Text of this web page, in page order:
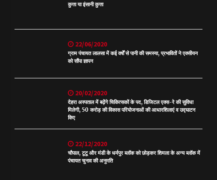
कुत्ता या इंसानी कुत्ता
22/06/2020
ग्राम पंचायत लालसा में कई वर्षों से पानी की समस्या, प्रभावितों ने एक्सीयन
को सौंपा ज्ञापन
20/02/2020
देहरा अस्पताल में बढ़ेंगे चिकित्सकों के पद, डिजिटल एक्स-रे की सुविधा
मिलेगी, 50 करोड़ की विकास परियोजनाओं की आधारशिलाएं व उद्घाटन
किए
22/12/2020
चौपाल, टूटू और मंडी के धर्मपुर ब्लॉक को छोड़कर शिमला के अन्य ब्लॉक में
पंचायत चुनाव की अनुमति